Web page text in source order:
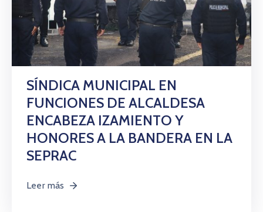
SÍNDICA MUNICIPAL EN
FUNCIONES DE ALCALDESA
ENCABEZA IZAMIENTO Y
HONORES A LA BANDERA EN LA
SEPRAC
Leer más